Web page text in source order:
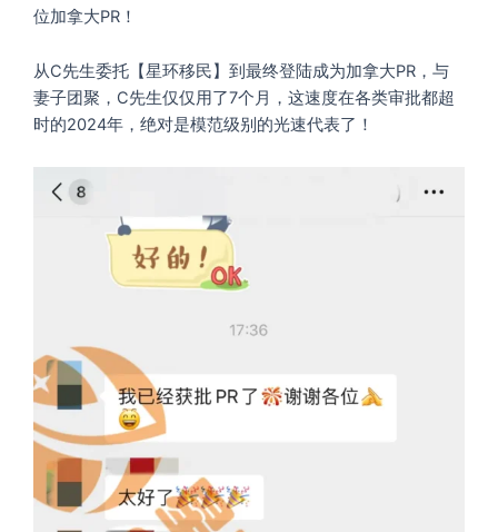
位加拿大PR！
从C先生委托【星环移民】到最终登陆成为加拿大PR，与
妻子团聚，C先生仅仅用了7个月，这速度在各类审批都超
时的2024年，绝对是模范级别的光速代表了！